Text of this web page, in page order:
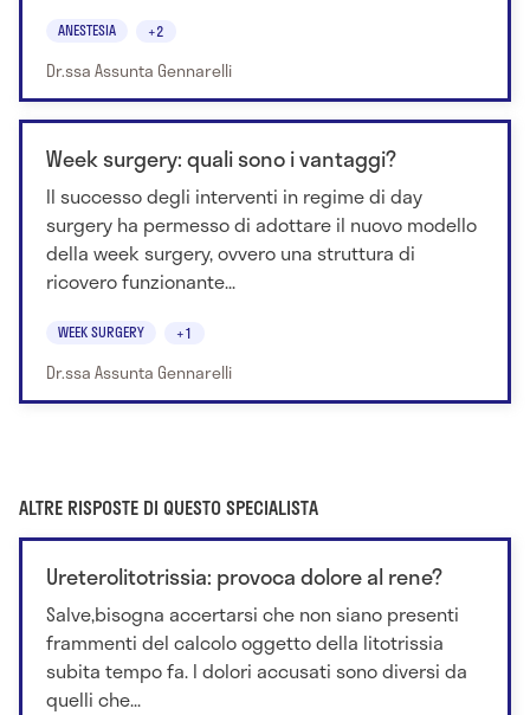
ANESTESIA +2
Dr.ssa Assunta Gennarelli
Week surgery: quali sono i vantaggi?
Il successo degli interventi in regime di day
surgery ha permesso di adottare il nuovo modello
della week surgery, ovvero una struttura di
ricovero funzionante...
WEEK SURGERY +1
Dr.ssa Assunta Gennarelli
ALTRE RISPOSTE DI QUESTO SPECIALISTA
Ureterolitotrissia: provoca dolore al rene?
Salve,bisogna accertarsi che non siano presenti
frammenti del calcolo oggetto della litotrissia
subita tempo fa. I dolori accusati sono diversi da
quelli che...